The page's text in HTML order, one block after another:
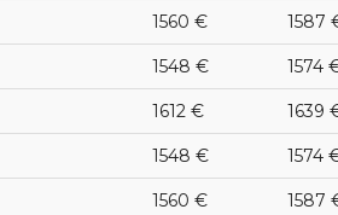
1560 € 1587
1548 € 1574
1612 € 1639
1548 € 1574
1560 € 1587